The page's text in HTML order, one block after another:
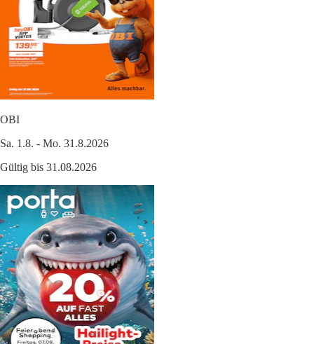
OBI
Sa. 1.8. - Mo. 31.8.2026
Gültig bis 31.08.2026